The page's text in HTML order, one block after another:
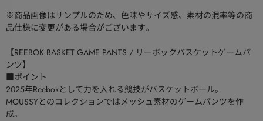
※商品画像はサンプルのため、色味やサイズ感、素材の混率等の商
品仕様に変更がある場合がございます。
【REEBOK BASKET GAME PANTS / リーボックバスケットゲームパ
ンツ】
■ポイント
2025年Reebokとして力を入れる競技がバスケットボール。
MOUSSYとのコレクションではメッシュ素材のゲームパンツを作
成。